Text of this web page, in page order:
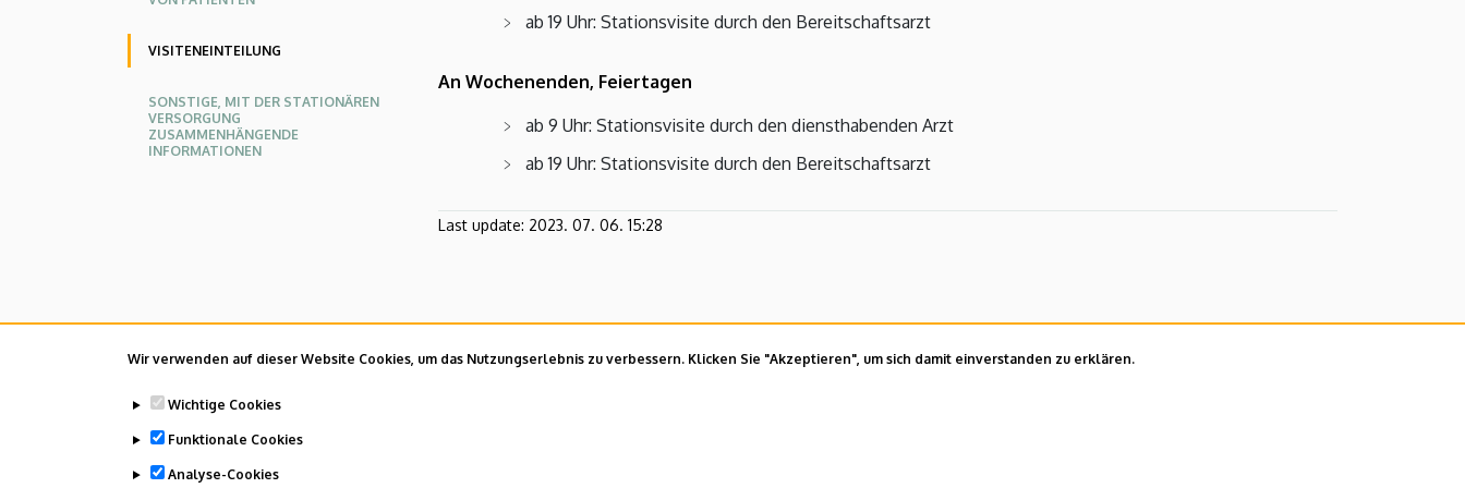
Wir verwenden auf dieser Website Cookies, um das Nutzungserlebnis zu verbessern. Klicken Sie "Akzeptieren", um sich damit einverstanden zu erklären.
Wichtige Cookies
Funktionale Cookies
Analyse-Cookies
VISITENEINTEILUNG
SONSTIGE, MIT DER STATIONÄREN
VERSORGUNG
ZUSAMMENHÄNGENDE
INFORMATIONEN
ab 19 Uhr: Stationsvisite durch den Bereitschaftsarzt
An Wochenenden, Feiertagen
ab 9 Uhr: Stationsvisite durch den diensthabenden Arzt
ab 19 Uhr: Stationsvisite durch den Bereitschaftsarzt
Last update: 2023. 07. 06. 15:28